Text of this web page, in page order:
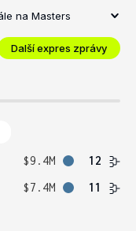
na Masters
Další expres zprávy
$9.4M
12
$7.4M 11